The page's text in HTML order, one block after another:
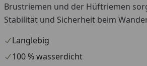
Brustriemen und der Hüftriemen
Stabilität und Sicherheit beim
Langlebig
100 % wasserdicht